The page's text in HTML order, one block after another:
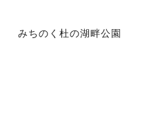
みちのく杜の湖畔公園